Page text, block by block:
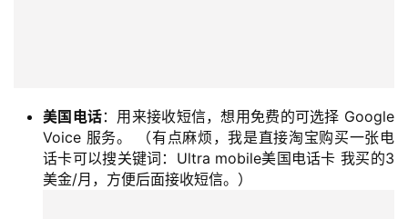
美国电话：用来接收短信，想用免费的可选择 Google
Voice 服务。 （有点麻烦，我是直接淘宝购买一张电
话卡可以搜关键词：Ultra mobile美国电话卡 我买的3
美金/月，方便后面接收短信。）